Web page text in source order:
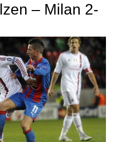
– Milan 2-